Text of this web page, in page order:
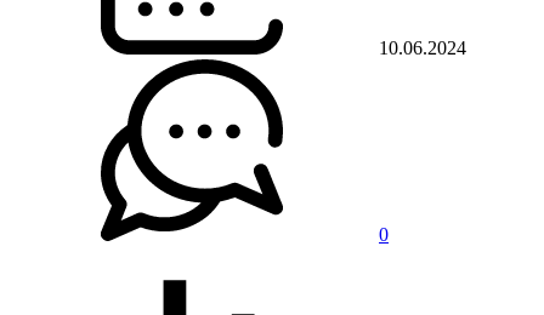
10.06.2024
0